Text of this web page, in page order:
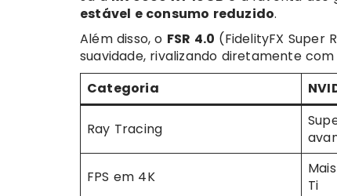
estável e consumo reduzido.
Além disso, o FSR 4.0 (FidelityFX Super
suavidade, rivalizando diretamente com
Categoria
Ray Tracing
FPS em 4K
Ti